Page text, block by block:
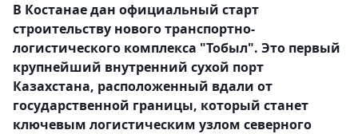
В Костанае дан официальный старт
строительству нового транспортно-
логистического комплекса "Тобыл". Это первый
крупнейший внутренний сухой порт
Казахстана, расположенный вдали от
государственной границы, который станет
ключевым логистическим узлом северного